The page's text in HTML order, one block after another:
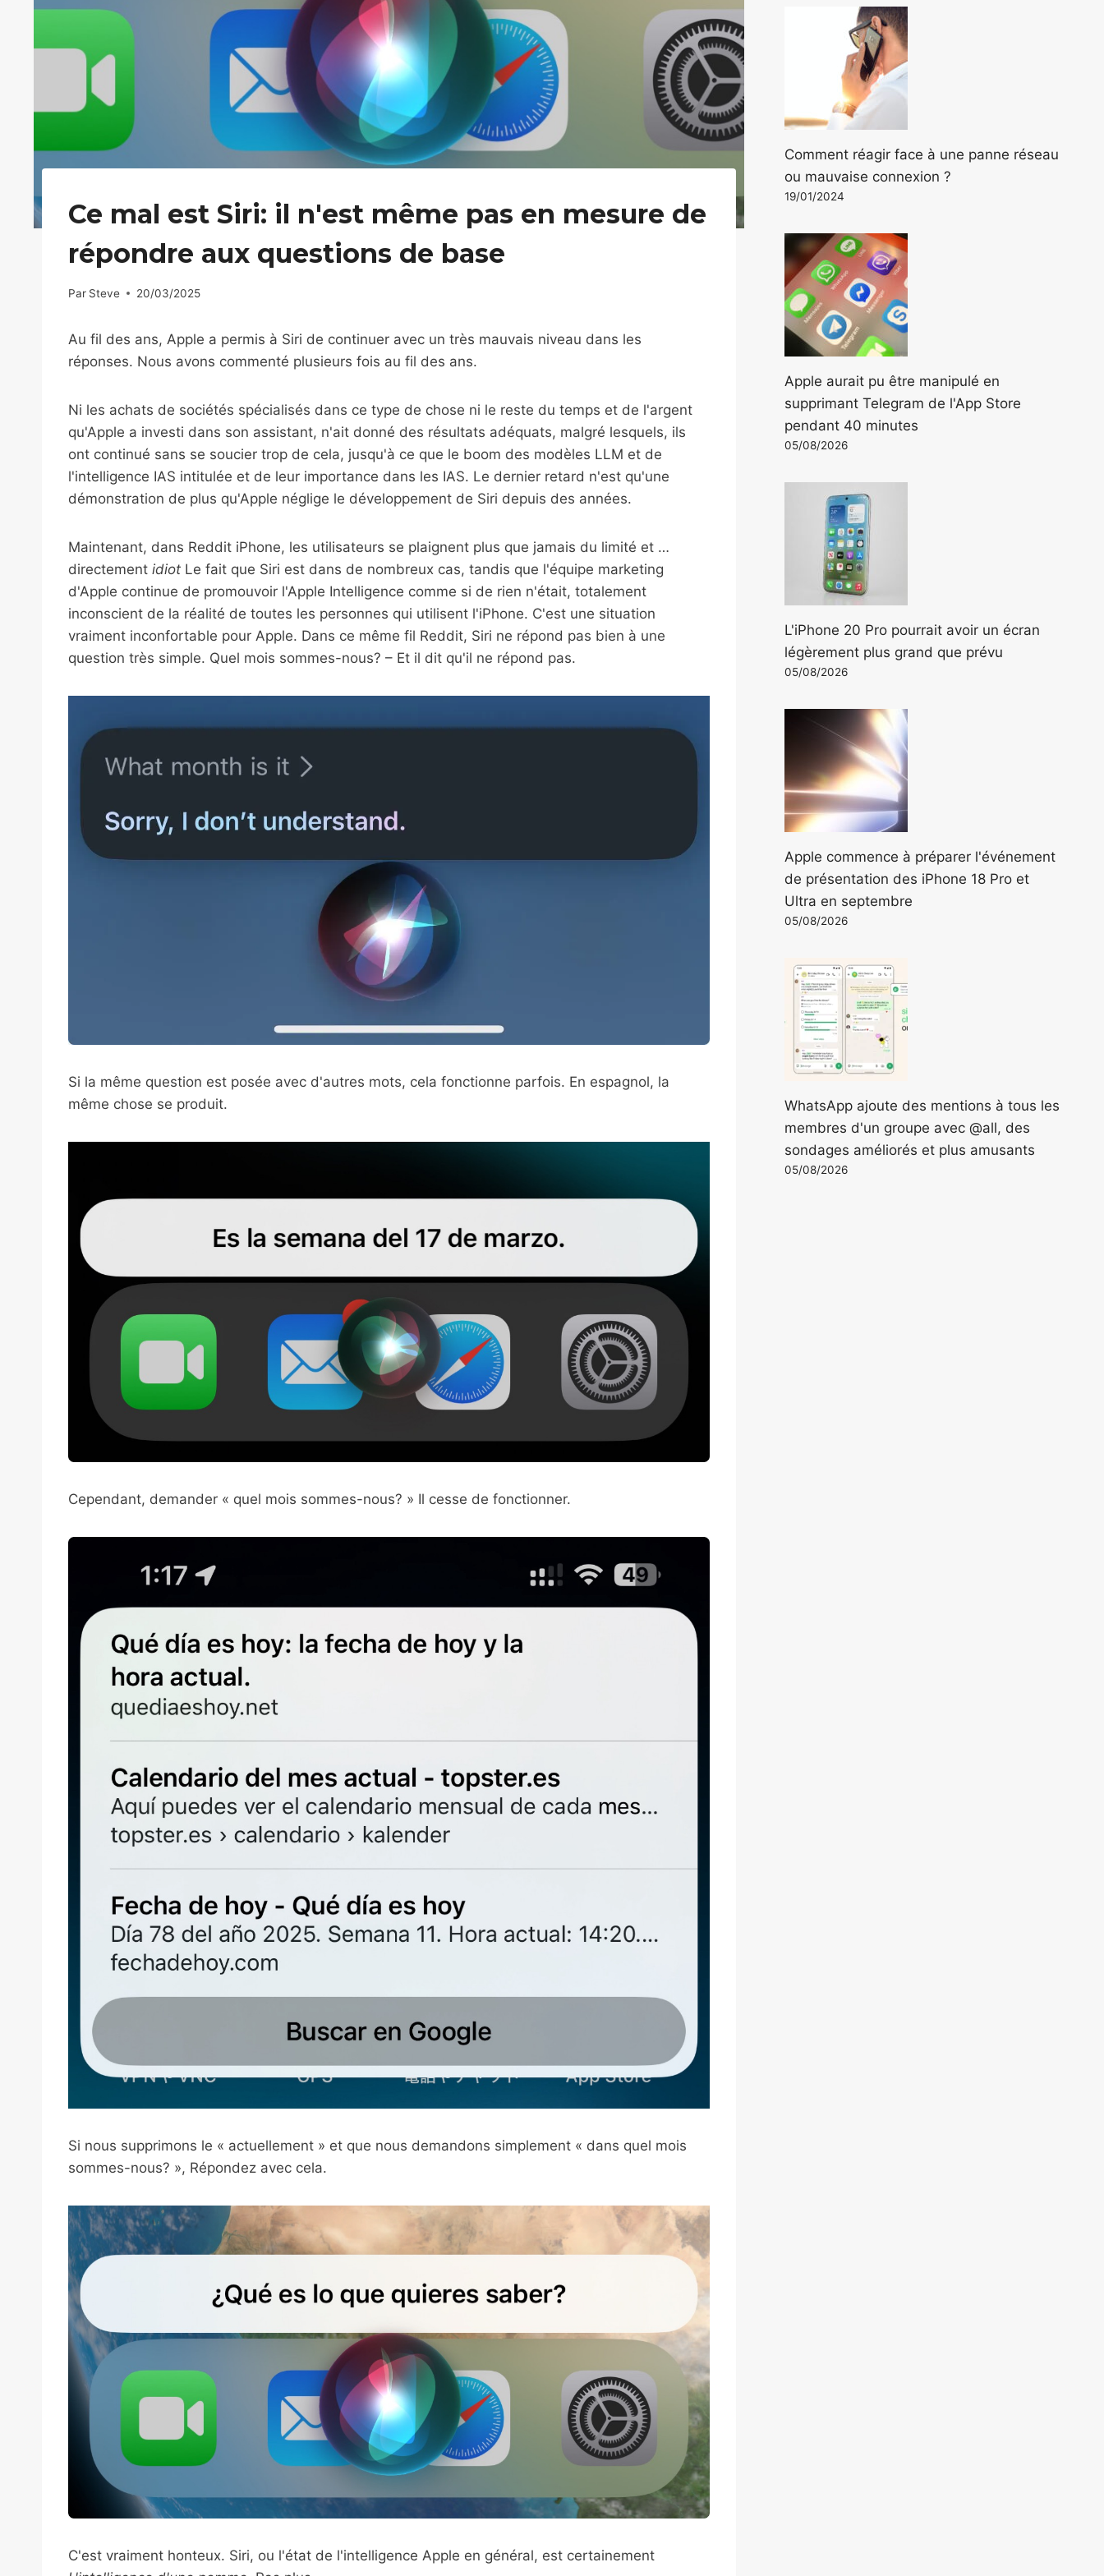
Ce mal est Siri: il n'est même pas en mesure de
répondre aux questions de base
Par Steve 20/03/2025
Au fil des ans, Apple a permis à Siri de continuer avec un très mauvais niveau dans les
réponses. Nous avons commenté plusieurs fois au fil des ans.
Ni les achats de sociétés spécialisés dans ce type de chose ni le reste du temps et de l'argent
qu'Apple a investi dans son assistant, n'ait donné des résultats adéquats, malgré lesquels, ils
ont continué sans se soucier trop de cela, jusqu'à ce que le boom des modèles LLM et de
l'intelligence IAS intitulée et de leur importance dans les IAS. Le dernier retard n'est qu'une
démonstration de plus qu'Apple néglige le développement de Siri depuis des années.
Maintenant, dans Reddit iPhone, les utilisateurs se plaignent plus que jamais du limité et …
directement idiot Le fait que Siri est dans de nombreux cas, tandis que l'équipe marketing
d'Apple continue de promouvoir l'Apple Intelligence comme si de rien n'était, totalement
inconscient de la réalité de toutes les personnes qui utilisent l'iPhone. C'est une situation
vraiment inconfortable pour Apple. Dans ce même fil Reddit, Siri ne répond pas bien à une
question très simple. Quel mois sommes-nous? – Et il dit qu'il ne répond pas.
Si la même question est posée avec d'autres mots, cela fonctionne parfois. En espagnol, la
même chose se produit.
Cependant, demander « quel mois sommes-nous? » Il cesse de fonctionner.
Si nous supprimons le « actuellement » et que nous demandons simplement « dans quel mois
sommes-nous? », Répondez avec cela.
C'est vraiment honteux. Siri, ou l'état de l'intelligence Apple en général, est certainement
Comment réagir face à une panne réseau
ou mauvaise connexion ?
19/01/2024
Apple aurait pu être manipulé en
supprimant Telegram de l'App Store
pendant 40 minutes
05/08/2026
L'iPhone 20 Pro pourrait avoir un écran
légèrement plus grand que prévu
05/08/2026
Apple commence à préparer l'événement
de présentation des iPhone 18 Pro et
Ultra en septembre
05/08/2026
WhatsApp ajoute des mentions à tous les
membres d'un groupe avec @all, des
sondages améliorés et plus amusants
05/08/2026